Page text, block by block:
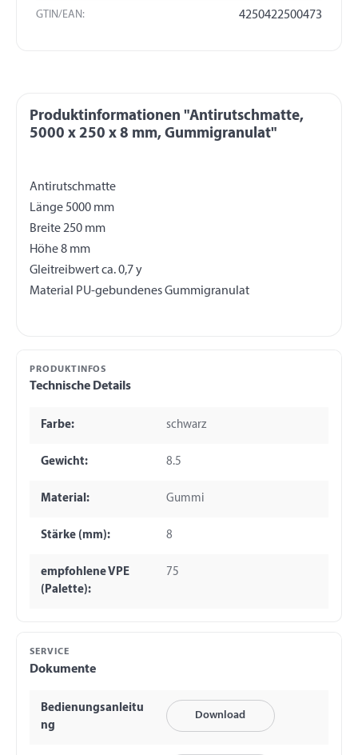
GTIN/EAN: 4250422500473
Produktinformationen "Antirutschmatte,
5000 x 250 x 8 mm, Gummigranulat"
Antirutschmatte
Länge 5000 mm
Breite 250 mm
Höhe 8 mm
Gleitreibwert ca. 0,7 y
PRODUKTINFOS
Technische Details
Farbe: schwarz
Gewicht: 8.5
Material: Gummi
Stärke (mm): 8
empfohlene VPE
(Palette):
75
SERVICE
Dokumente
Bedienungsanleitu
ng
Download